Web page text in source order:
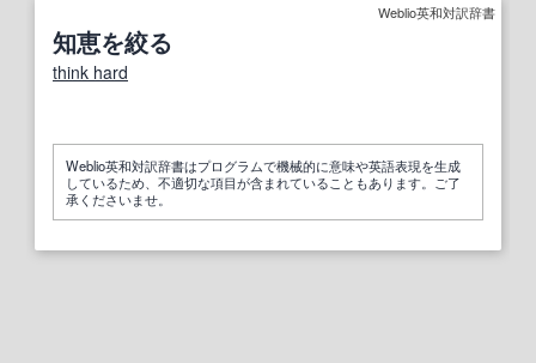
Weblio英和対訳辞書
知恵を絞る
think hard
Weblio英和対訳辞書はプログラムで機械的に意味や英語表現を生成
しているため、不適切な項目が含まれていることもあります。ご了
承くださいませ。